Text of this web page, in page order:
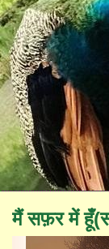
मैं सफ़र में